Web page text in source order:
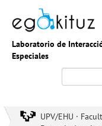
Laboratorio de
Especiales
UPV/EHU ·